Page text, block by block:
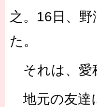
之。16日、
た。
それは、愛
地元の友達